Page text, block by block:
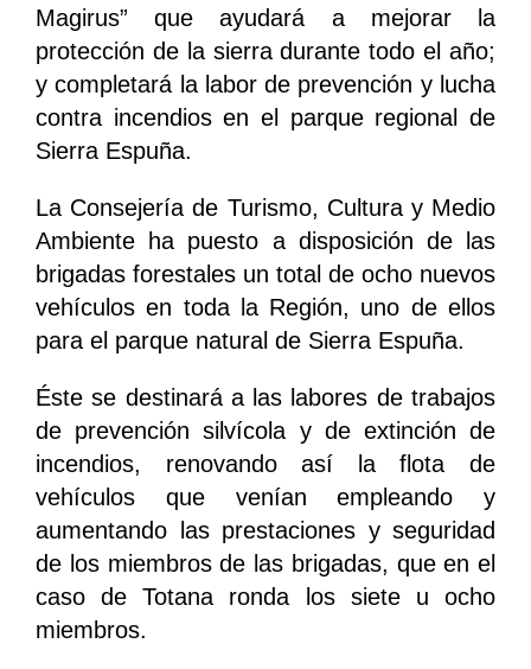
Magirus” que ayudará a mejorar la
protección de la sierra durante todo el año;
y completará la labor de prevención y lucha
contra incendios en el parque regional de
Sierra Espuña.
La Consejería de Turismo, Cultura y Medio
Ambiente ha puesto a disposición de las
brigadas forestales un total de ocho nuevos
vehículos en toda la Región, uno de ellos
para el parque natural de Sierra Espuña.
Éste se destinará a las labores de trabajos
de prevención silvícola y de extinción de
incendios, renovando así la flota de
vehículos que venían empleando y
aumentando las prestaciones y seguridad
de los miembros de las brigadas, que en el
caso de Totana ronda los siete u ocho
miembros.